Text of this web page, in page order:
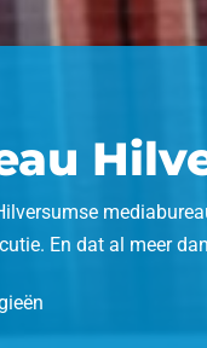
En dat al meer